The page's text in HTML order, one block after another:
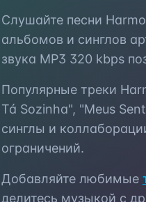
Слушайте песни
альбомов и синглов
звука MP3 320 kbps
Популярные треки
Tá Sozinha", "Meus
синглы и
ограничений.
Добавляйте любимые
делитесь музыкой с